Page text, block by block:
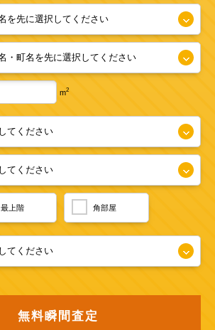
m2
最上階 角部屋
無料瞬間査定